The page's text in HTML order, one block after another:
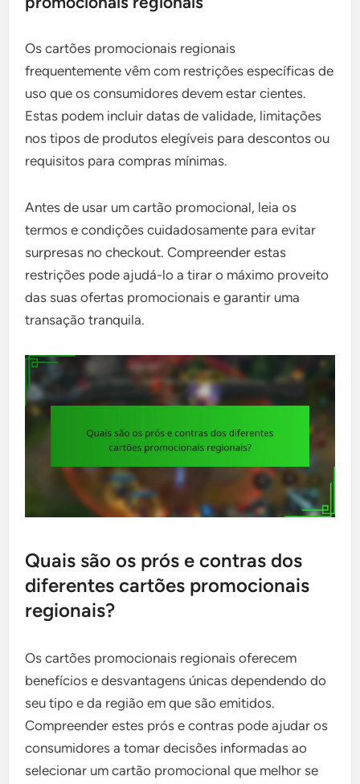
Os cartões promocionais regionais
frequentemente vêm com restrições específicas de
uso que os consumidores devem estar cientes.
Estas podem incluir datas de validade, limitações
nos tipos de produtos elegíveis para descontos ou
requisitos para compras mínimas.
Antes de usar um cartão promocional, leia os
termos e condições cuidadosamente para evitar
surpresas no checkout. Compreender estas
restrições pode ajudá-lo a tirar o máximo proveito
das suas ofertas promocionais e garantir uma
transação tranquila.
Quais são os prós e contras dos
diferentes cartões promocionais
regionais?
Os cartões promocionais regionais oferecem
benefícios e desvantagens únicas dependendo do
seu tipo e da região em que são emitidos.
Compreender estes prós e contras pode ajudar os
consumidores a tomar decisões informadas ao
selecionar um cartão promocional que melhor se